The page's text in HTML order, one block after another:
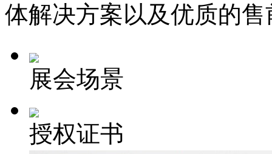
体解决方案以及优质的
展会场景
授权证书